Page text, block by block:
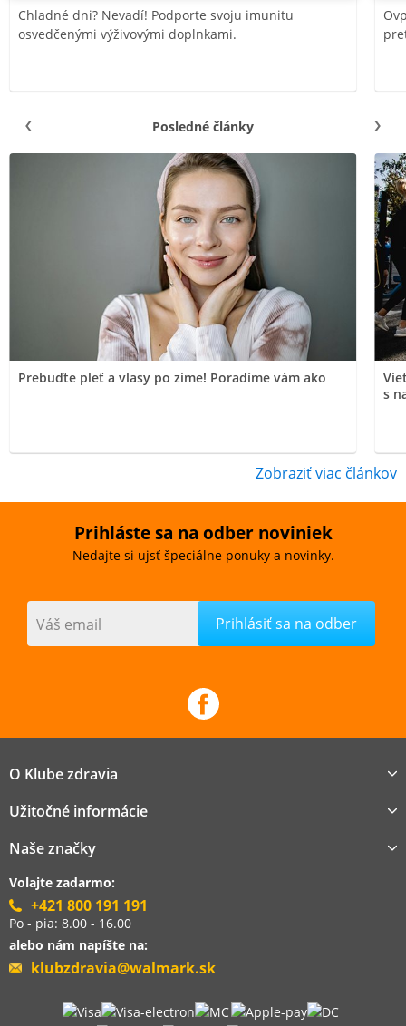
Chladné dni? Nevadí! Podporte svoju imunitu
osvedčenými výživovými doplnkami.
Posledné články
Prebuďte pleť a vlasy po zime! Poradíme vám ako
s
Zobraziť viac článkov
Prihláste sa na odber noviniek
Nedajte si ujsť špeciálne ponuky a novinky.
Váš email
O Klube zdravia
Užitočné informácie
Naše značky
Volajte zadarmo:
+421 800 191 191
Po - pia: 8.00 - 16.00
alebo nám napíšte na:
klubzdravia@walmark.sk